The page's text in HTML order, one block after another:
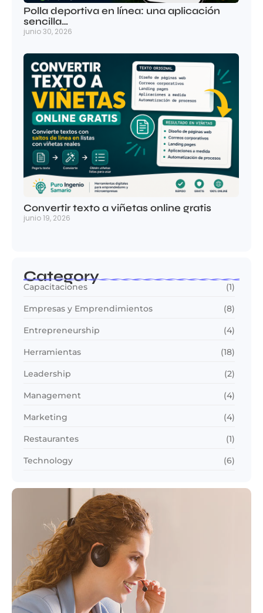
Polla deportiva en línea: una aplicación
sencilla…
junio 30, 2026
Convertir texto a viñetas online gratis
junio 19, 2026
Category
Capacitaciones (1)
Empresas y Emprendimientos (8)
Entrepreneurship (4)
Herramientas (18)
Leadership (2)
Management (4)
Marketing (4)
Restaurantes (1)
Technology (6)